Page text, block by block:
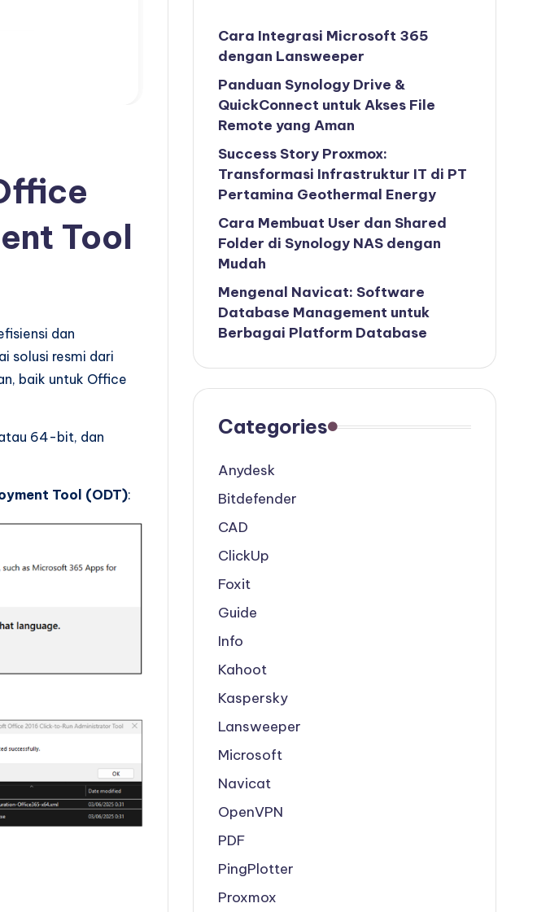
Tool
dan
solusi resmi dari
baik untuk Office
64-bit, dan
Tool (ODT):
Cara Integrasi Microsoft 365
dengan Lansweeper
Panduan Synology Drive &
QuickConnect untuk Akses File
Remote yang Aman
Success Story Proxmox:
Transformasi Infrastruktur IT di PT
Pertamina Geothermal Energy
Cara Membuat User dan Shared
Folder di Synology NAS dengan
Mudah
Mengenal Navicat: Software
Database Management untuk
Berbagai Platform Database
Categories
Anydesk
Bitdefender
CAD
ClickUp
Foxit
Guide
Info
Kahoot
Kaspersky
Lansweeper
Microsoft
Navicat
OpenVPN
PDF
PingPlotter
Proxmox